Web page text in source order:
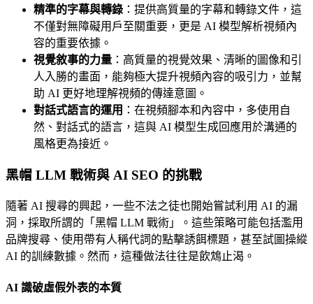
精準的字幕與轉錄 ：提供高質量的字幕和轉錄文件，這
不僅對無障礙用戶至關重要，更是 AI 模型解析視頻內
容的重要依據。
視覺敘事的力量 ：高質量的視覺效果、清晰的圖像和引
人入勝的畫面，能夠極大提升視頻內容的吸引力，並幫
助 AI 更好地理解視頻的傳達意圖。
對話式語言的運用 ：在視頻腳本和內容中，多使用自
然、對話式的語言，這與 AI 模型生成回應用於溝通的
風格更為接近。
黑帽 LLM 戰術與 AI SEO 的挑戰
隨著 AI 搜尋的興起，一些不法之徒也開始嘗試利用 AI 的漏
洞，採取所謂的「黑帽 LLM 戰術」。這些策略可能包括濫用
品牌搜尋、使用帶有人稱代詞的點擊誘餌標題，甚至試圖操縱
AI 的訓練數據。然而，這種做法往往是飲鴆止渴。
AI 識破虛假外表的本質